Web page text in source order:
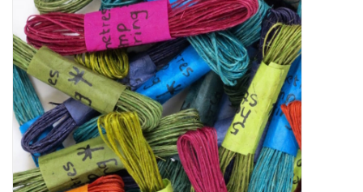
WORKSHOPS
SPECIALS
OUTILS
Blog